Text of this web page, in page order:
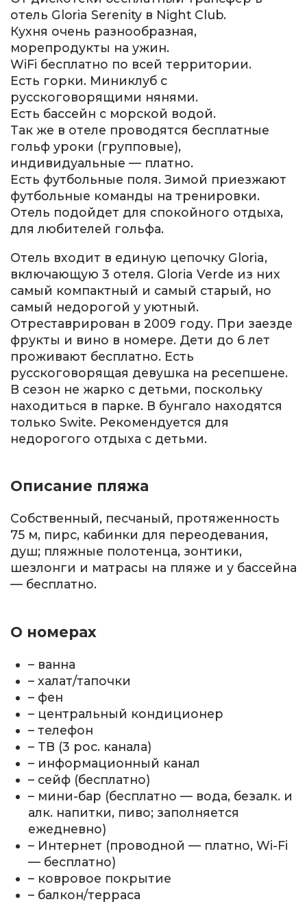
отель Gloria Serenity в Night Club.
Кухня очень разнообразная,
морепродукты на ужин.
WiFi бесплатно по всей территории.
Есть горки. Миниклуб с
русскоговорящими нянями.
Есть бассейн с морской водой.
Так же в отеле проводятся бесплатные
гольф уроки (групповые),
индивидуальные — платно.
Есть футбольные поля. Зимой приезжают
футбольные команды на тренировки.
Отель подойдет для спокойного отдыха,
для любителей гольфа.
Отель входит в единую цепочку Gloria,
включающую 3 отеля. Gloria Verde из них
самый компактный и самый старый, но
самый недорогой у уютный.
Отреставрирован в 2009 году. При заезде
фрукты и вино в номере. Дети до 6 лет
проживают бесплатно. Есть
русскоговорящая девушка на ресепшене.
В сезон не жарко с детьми, поскольку
находиться в парке. В бунгало находятся
только Swite. Рекомендуется для
недорогого отдыха с детьми.
Описание пляжа
Собственный, песчаный, протяженность
75 м, пирс, кабинки для переодевания,
душ; пляжные полотенца, зонтики,
шезлонги и матрасы на пляже и у бассейна
— бесплатно.
О номерах
– ванна
– халат/тапочки
– фен
– центральный кондиционер
– телефон
– ТВ (3 рос. канала)
– информационный канал
– сейф (бесплатно)
– мини-бар (бесплатно — вода, безалк. и
алк. напитки, пиво; заполняется
ежедневно)
– Интернет (проводной — платно, Wi-Fi
— бесплатно)
– ковровое покрытие
– балкон/терраса